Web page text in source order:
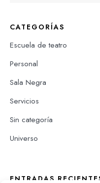
CATEGORÍAS
Escuela de teatro
Personal
Sala Negra
Servicios
Sin categoría
Universo
ENTRADAS